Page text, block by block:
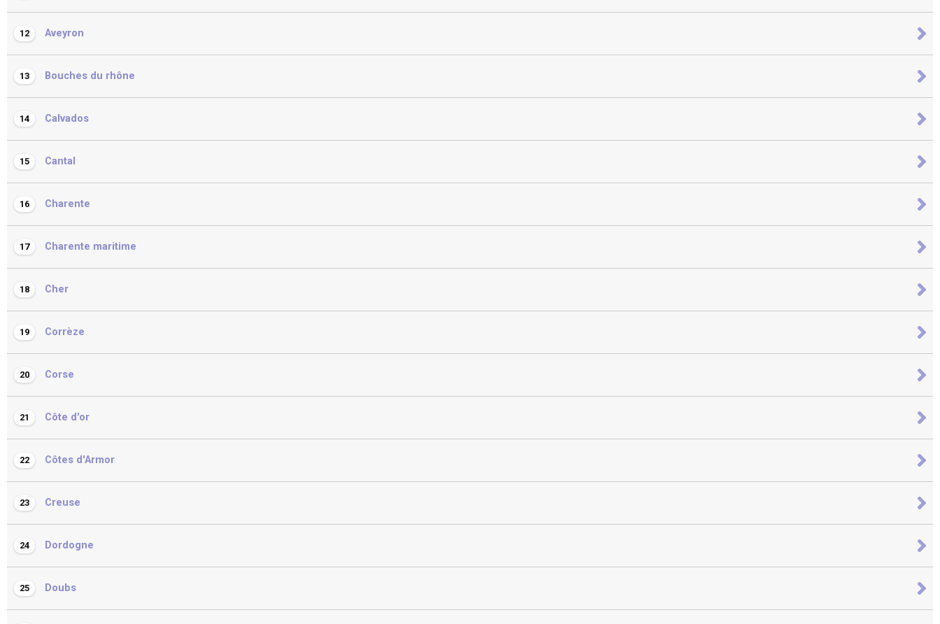
12 Aveyron
13 Bouches du rhône
14 Calvados
15 Cantal
16 Charente
17 Charente maritime
18 Cher
19 Corrèze
20 Corse
21 Côte d'or
22 Côtes d'Armor
23 Creuse
24 Dordogne
25 Doubs